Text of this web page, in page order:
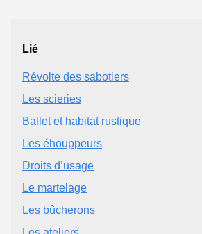
Lié
Révolte des sabotiers
Les scieries
Ballet et habitat rustique
Les éhouppeurs
Droits d’usage
Le martelage
Les bûcherons